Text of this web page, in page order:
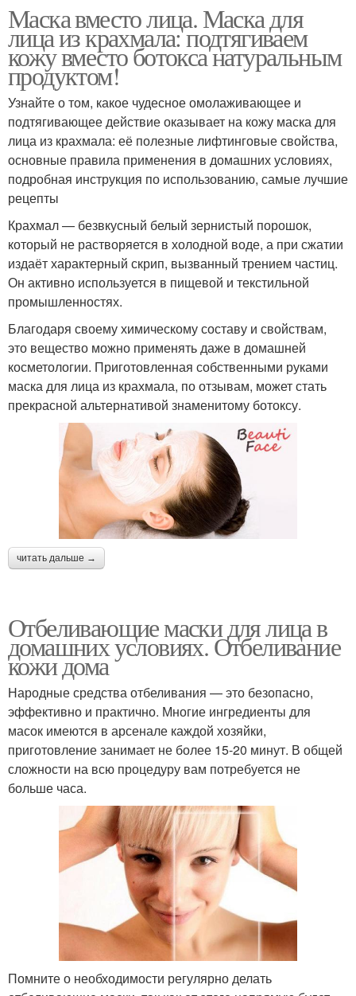
Маска вместо лица. Маска для
лица из крахмала: подтягиваем
кожу вместо ботокса натуральным
продуктом!
Узнайте о том, какое чудесное омолаживающее и
подтягивающее действие оказывает на кожу маска для
лица из крахмала: её полезные лифтинговые свойства,
основные правила применения в домашних условиях,
подробная инструкция по использованию, самые лучшие
рецепты
Крахмал — безвкусный белый зернистый порошок,
который не растворяется в холодной воде, а при сжатии
издаёт характерный скрип, вызванный трением частиц.
Он активно используется в пищевой и текстильной
промышленностях.
Благодаря своему химическому составу и свойствам,
это вещество можно применять даже в домашней
косметологии. Приготовленная собственными руками
маска для лица из крахмала, по отзывам, может стать
прекрасной альтернативой знаменитому ботоксу.
читать дальше →
Отбеливающие маски для лица в
домашних условиях. Отбеливание
кожи дома
Народные средства отбеливания — это безопасно,
эффективно и практично. Многие ингредиенты для
масок имеются в арсенале каждой хозяйки,
приготовление занимает не более 15-20 минут. В общей
сложности на всю процедуру вам потребуется не
больше часа.
Помните о необходимости регулярно делать